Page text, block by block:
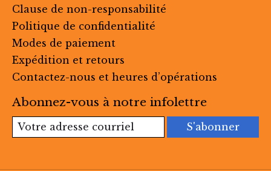
Clause de non-responsabilité
Politique de confidentialité
Modes de paiement
Expédition et retours
Contactez-nous et heures d’opérations
Abonnez-vous à notre infolettre
S'abonner